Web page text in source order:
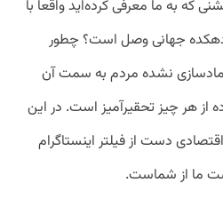
که به ما معرفی کرده‌اید واقعاً با
دهکده جهانی وصل است؟ چطور
نشده مردم به سمت آن
از هر چیز تحقیرآمیز است. در این
دست از فیلتر اینستاگرام
ما از شماست.